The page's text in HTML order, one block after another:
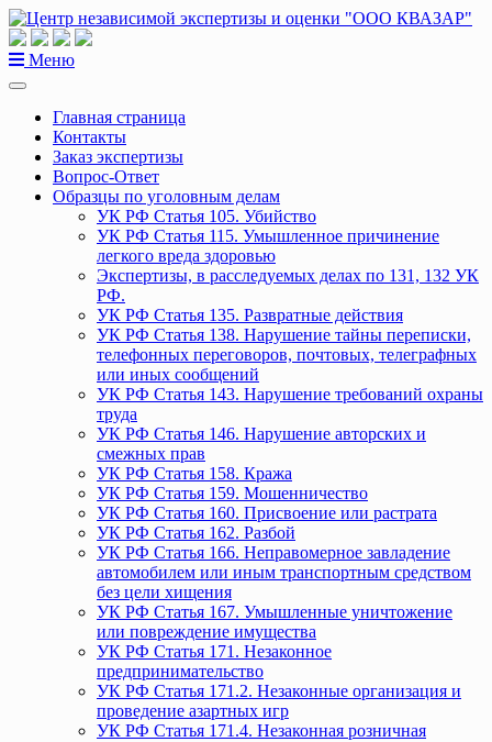
Перейти
к
содержанию
Меню
Главная страница
Контакты
Заказ экспертизы
Вопрос-Ответ
Образцы по уголовным делам
УК РФ Статья 105. Убийство
УК РФ Статья 115. Умышленное причинение
легкого вреда здоровью
Экспертизы, в расследуемых делах по 131, 132 УК
РФ.
УК РФ Статья 135. Развратные действия
УК РФ Статья 138. Нарушение тайны переписки,
телефонных переговоров, почтовых, телеграфных
или иных сообщений
УК РФ Статья 143. Нарушение требований охраны
труда
УК РФ Статья 146. Нарушение авторских и
смежных прав
УК РФ Статья 158. Кража
УК РФ Статья 159. Мошенничество
УК РФ Статья 160. Присвоение или растрата
УК РФ Статья 162. Разбой
УК РФ Статья 166. Неправомерное завладение
автомобилем или иным транспортным средством
без цели хищения
УК РФ Статья 167. Умышленные уничтожение
или повреждение имущества
УК РФ Статья 171. Незаконное
предпринимательство
УК РФ Статья 171.2. Незаконные организация и
проведение азартных игр
УК РФ Статья 171.4. Незаконная розничная